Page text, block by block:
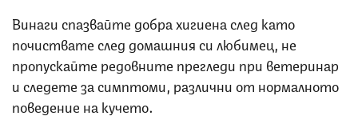
Винаги спазвайте добра хигиена след като
почиствате след домашния си любимец, не
пропускайте редовните прегледи при ветеринар
и следете за симптоми, различни от нормалното
поведение на кучето.